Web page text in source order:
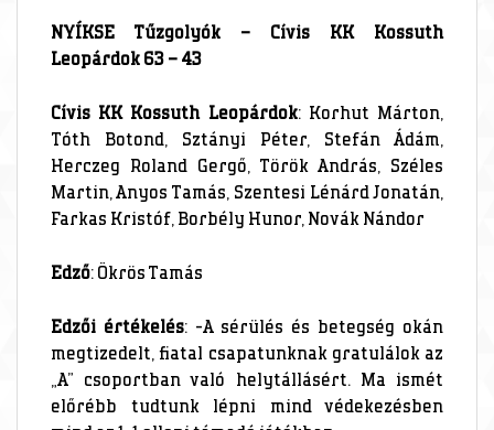
NYÍKSE Tűzgolyók – Cívis KK Kossuth
Leopárdok 63 – 43
Cívis KK Kossuth Leopárdok: Korhut Márton,
Tóth Botond, Sztányi Péter, Stefán Ádám,
Herczeg Roland Gergő, Török András, Széles
Martin, Anyos Tamás, Szentesi Lénárd Jonatán,
Farkas Kristóf, Borbély Hunor, Novák Nándor
Edző: Ökrös Tamás
Edzői értékelés: -A sérülés és betegség okán
megtizedelt, fiatal csapatunknak gratulálok az
„A” csoportban való helytállásért. Ma ismét
előrébb tudtunk lépni mind védekezésben